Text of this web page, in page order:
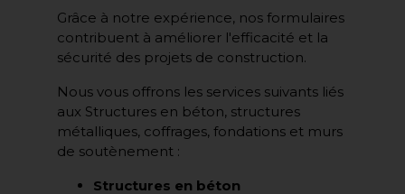
Grâce à notre expérience, nos formulaires
contribuent à améliorer l'efficacité et la
sécurité des projets de construction.
Nous vous offrons les services suivants liés
aux Structures en béton, structures
métalliques, coffrages, fondations et murs
de soutènement :
Structures en béton